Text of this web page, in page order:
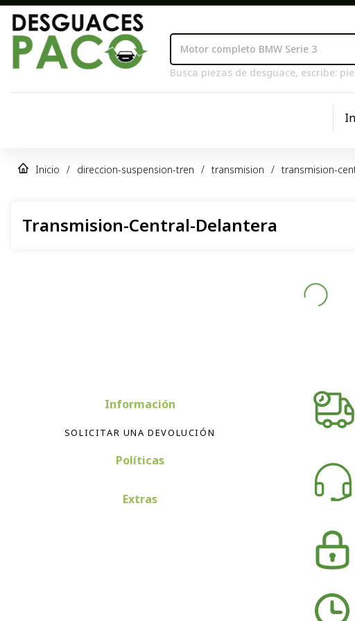
Busca piezas de desguace, escribe:
Inicio / direccion-suspension-tren / transmision / transmision-
Transmision-Central-Delantera
Información
SOLICITAR UNA DEVOLUCIÓN
Políticas
Extras